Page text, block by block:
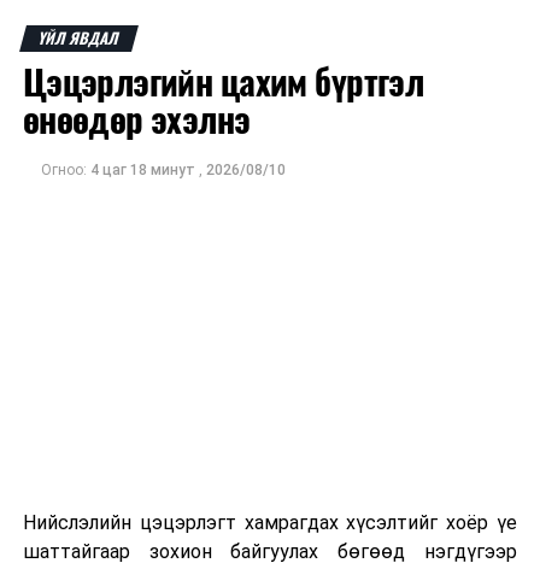
Улсын хэмжээнд Гамшгаас хамгаалах бүх нийтийн
бэлэн байдал зарлалаа
ҮЙЛ ЯВДАЛ
Цэцэрлэгийн цахим бүртгэл
өнөөдөр эхэлнэ
Огноо: 4 цаг 18 минут , 2026/08/10
Нийслэлийн цэцэрлэгт хамрагдах хүсэлтийг хоёр үе
шаттайгаар зохион байгуулах бөгөөд нэгдүгээр